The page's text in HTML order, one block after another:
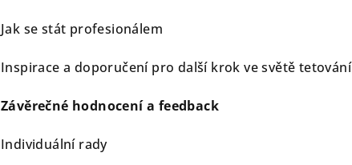
Jak se stát profesionálem
Inspirace a doporučení pro další krok ve světě tetování
Závěrečné hodnocení a feedback
Individuální rady